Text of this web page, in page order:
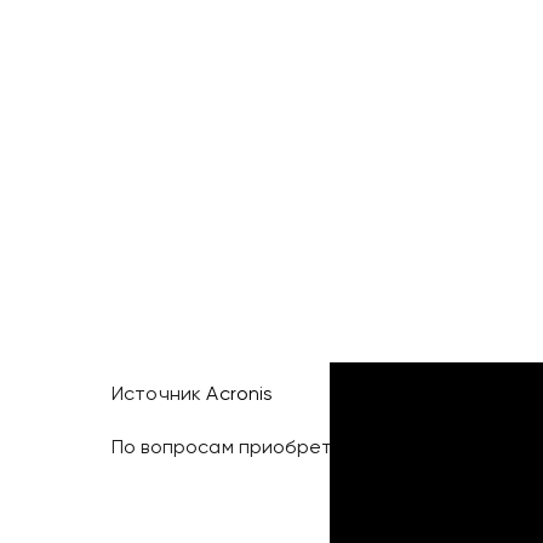
ИсточникAcronis
По вопросам приобретения решений